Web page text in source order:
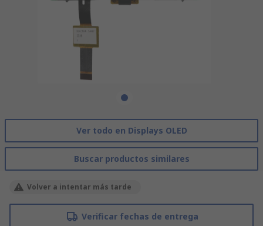
Ver todo en Displays OLED
Buscar productos similares
Volver a intentar más tarde
Verificar fechas de entrega